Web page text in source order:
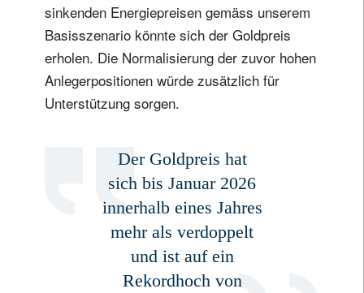
sinkenden Energiepreisen gemäss unserem
Basisszenario könnte sich der Goldpreis
erholen. Die Normalisierung der zuvor hohen
Anlegerpositionen würde zusätzlich für
Unterstützung sorgen.
Der Goldpreis hat
sich bis Januar 2026
innerhalb eines Jahres
mehr als verdoppelt
und ist auf ein
Rekordhoch von